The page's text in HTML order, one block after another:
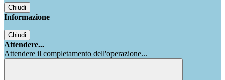
Chiudi
Informazione
Chiudi
Attendere...
Attendere il completamento dell'operazione...